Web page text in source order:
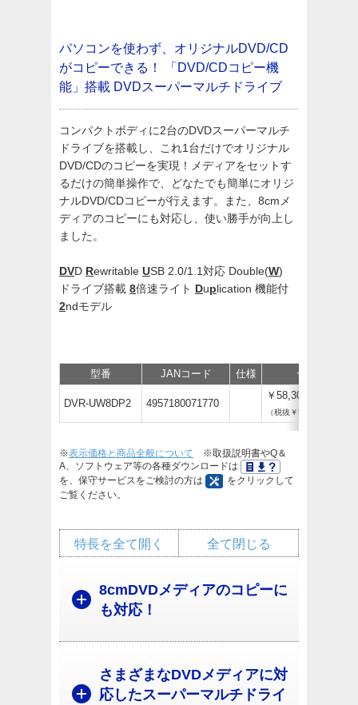
パソコンを使わず、オリジナルDVD/CD
がコピーできる！
「DVD/CDコピー機
能」搭載 DVDスーパーマルチドライブ
コンパクトボディに2台のDVDスーパーマルチ
ドライブを搭載し、これ1台だけでオリジナル
DVD/CDのコピーを実現！メディアをセットす
るだけの簡単操作で、どなたでも簡単にオリジ
ナルDVD/CDコピーが行えます。また、8cmメ
ディアのコピーにも対応し、使い勝手が向上し
ました。
DVD Rewritable USB 2.0/1.1対応 Double(W)
ドライブ搭載 8倍速ライト Duplication 機能付
2ndモデル
型番 JANコード 仕様 価格
DVR-UW8DP2 4957180071770
￥58,300
（税抜￥53,000）
※表示価格と商品全般について ※取扱説明書やQ＆
A、ソフトウェア等の各種ダウンロードは
を、保守サービスをご検討の方は
をクリックして
ご覧ください。
全て閉じる
特長を全て開く
8cmDVDメディアのコピーに
も対応！
さまざまなDVDメディアに対
応したスーパーマルチドライ